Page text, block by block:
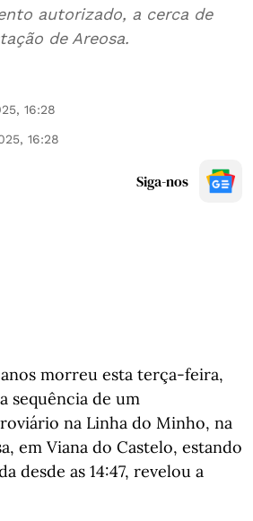
autorizado, a cerca de
de Areosa.
16:28
16:28
Siga-nos
morreu esta terça-feira,
sequência de um
na Linha do Minho, na
em Viana do Castelo, estando
desde as 14:47, revelou a